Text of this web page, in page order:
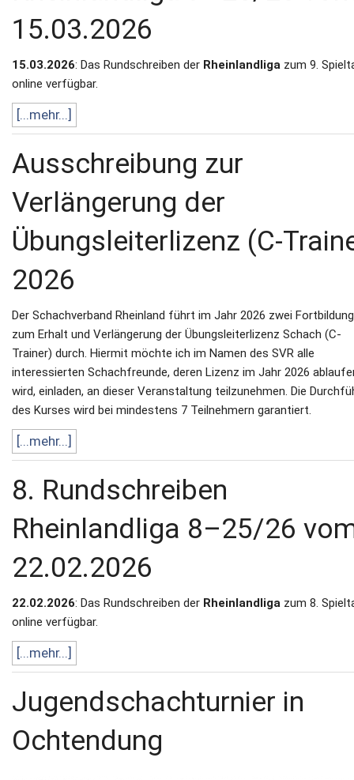
15.03.2026
15.03.2026: Das Rundschreiben der Rheinlandliga zum 9.
online verfügbar.
[...mehr...]
Ausschreibung zur
Verlängerung der
Übungsleiterlizenz (C-
2026
Der Schachverband Rheinland führt im Jahr 2026 zwei
zum Erhalt und Verlängerung der Übungsleiterlizenz Schach (C-
Trainer) durch. Hiermit möchte ich im Namen des SVR alle
interessierten Schachfreunde, deren Lizenz im Jahr 2026
wird, einladen, an dieser Veranstaltung teilzunehmen. Die
des Kurses wird bei mindestens 7 Teilnehmern garantiert.
[...mehr...]
8. Rundschreiben
Rheinlandliga 8–25/26
22.02.2026
22.02.2026: Das Rundschreiben der Rheinlandliga zum 8.
online verfügbar.
[...mehr...]
Jugendschachturnier in
Ochtendung